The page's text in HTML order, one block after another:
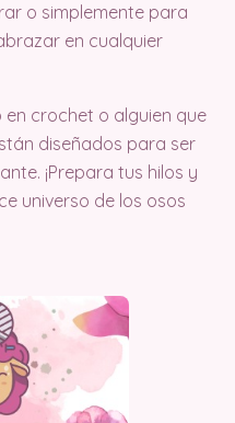
o simplemente para
en cualquier
crochet o alguien que
diseñados para ser
¡Prepara tus hilos y
universo de los osos